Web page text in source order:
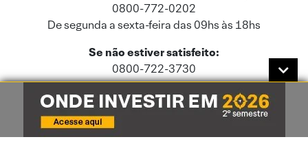
0800-772-0202
De segunda a sexta-feira das 09hs às 18hs
Se não estiver satisfeito:
0800-722-3730
Este site usa cookies e dados pessoais de acordo com a nossa
Cookiese a nossa